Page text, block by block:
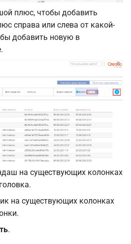
плюс, чтобы добавить
справа или слева от какой-
добавить новую в
на существующих колонках
на существующих колонках
.